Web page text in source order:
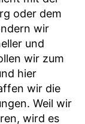
oder dem
wir
und
wir zum
hier
wir die
Weil wir
wird es